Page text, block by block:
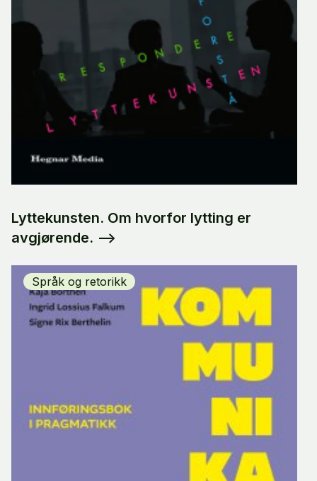
Lyttekunsten. Om hvorfor lytting er
avgjørende. -->
Språk og retorikk